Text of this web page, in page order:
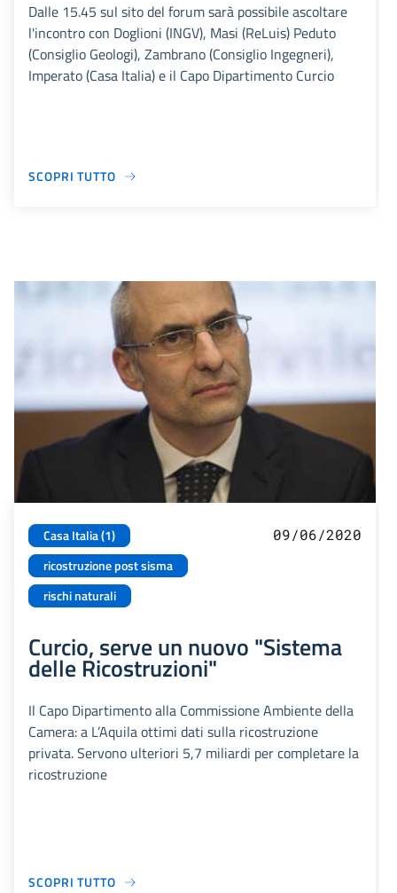
Dalle 15.45 sul sito del forum sarà possibile ascoltare
l'incontro con Doglioni (INGV), Masi (ReLuis) Peduto
(Consiglio Geologi), Zambrano (Consiglio Ingegneri),
Imperato (Casa Italia) e il Capo Dipartimento Curcio
SCOPRI TUTTO
Casa Italia (1)
ricostruzione post sisma
rischi naturali
09/06/2020
Curcio, serve un nuovo "Sistema
delle Ricostruzioni"
Il Capo Dipartimento alla Commissione Ambiente della
Camera: a L’Aquila ottimi dati sulla ricostruzione
privata. Servono ulteriori 5,7 miliardi per completare la
ricostruzione
SCOPRI TUTTO